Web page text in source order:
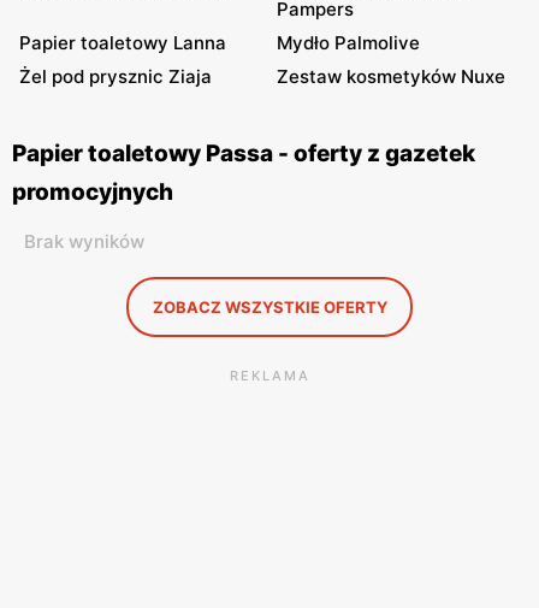
Pampers
Papier toaletowy Lanna
Mydło Palmolive
Żel pod prysznic Ziaja
Zestaw kosmetyków Nuxe
Papier toaletowy Passa - oferty z gazetek
promocyjnych
Brak wyników
ZOBACZ WSZYSTKIE OFERTY
REKLAMA